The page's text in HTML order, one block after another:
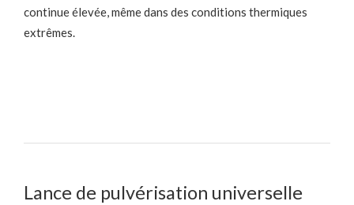
continue élevée, même dans des conditions thermiques
extrêmes.
Lance de pulvérisation universelle